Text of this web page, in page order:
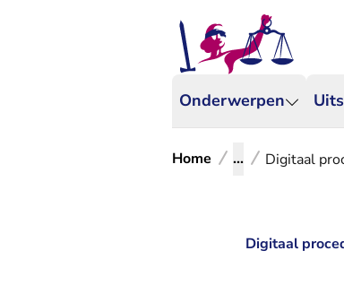
Onderwerpen
Home ... Digitaal
Digitaal